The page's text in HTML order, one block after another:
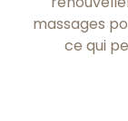
massages
ce qui